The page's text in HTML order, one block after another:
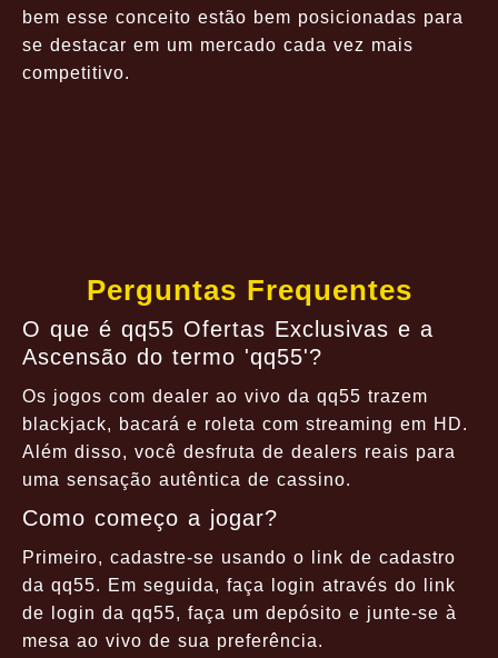
bem esse conceito estão bem posicionadas para
se destacar em um mercado cada vez mais
competitivo.
Perguntas Frequentes
O que é qq55 Ofertas Exclusivas e a
Ascensão do termo 'qq55'?
Os jogos com dealer ao vivo da qq55 trazem
blackjack, bacará e roleta com streaming em HD.
Além disso, você desfruta de dealers reais para
uma sensação autêntica de cassino.
Como começo a jogar?
Primeiro, cadastre-se usando o link de cadastro
da qq55. Em seguida, faça login através do link
de login da qq55, faça um depósito e junte-se à
mesa ao vivo de sua preferência.